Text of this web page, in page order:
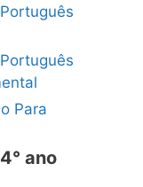
Para
ano